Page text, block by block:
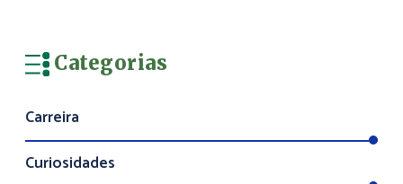
Categorias
Carreira
Curiosidades